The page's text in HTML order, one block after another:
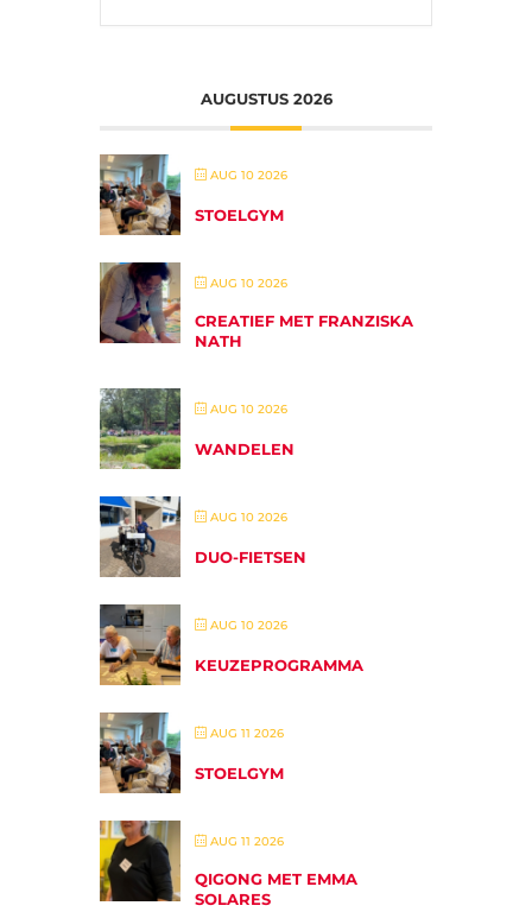
AUGUSTUS 2026
AUG 10 2026
STOELGYM
AUG 10 2026
CREATIEF MET FRANZISKA
NATH
AUG 10 2026
WANDELEN
AUG 10 2026
DUO-FIETSEN
AUG 10 2026
KEUZEPROGRAMMA
AUG 11 2026
STOELGYM
AUG 11 2026
QIGONG MET EMMA
SOLARES